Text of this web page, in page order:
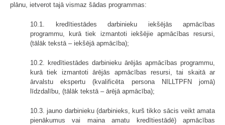
plānu, ietverot tajā vismaz šādas programmas:
10.1. kredītiestādes darbinieku iekšējās apmācības
programmu, kurā tiek izmantoti iekšējie apmācības resursi,
(tālāk tekstā – iekšējā apmācība);
10.2. kredītiestādes darbinieku ārējās apmācības programmu,
kurā tiek izmantoti ārējās apmācības resursi, tai skaitā ar
ārvalstu ekspertu (kvalificēta persona NILLTPFN jomā)
līdzdalību, (tālāk tekstā – ārējā apmācība);
10.3. jauno darbinieku (darbinieks, kurš tikko sācis veikt amata
pienākumus vai maina amatu kredītiestādē) apmācības